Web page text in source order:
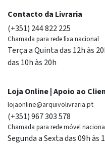
Contacto da Livraria
(+351) 244 822 225
Chamada para rede fixa nacional
Terça a Quinta das 12h às
das 10h às 20h
Loja Online | Apoio ao
lojaonline@arquivolivraria.pt
(+351) 967 303 578
Chamada para rede móvel
Segunda a Sexta das 09h às